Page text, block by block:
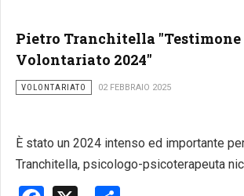
Pietro Tranchitella "Testimone
Volontariato 2024"
VOLONTARIATO 02 FEBBRAIO 2025
È stato un 2024 intenso ed importante
Tranchitella, psicologo-psicoterapeuta